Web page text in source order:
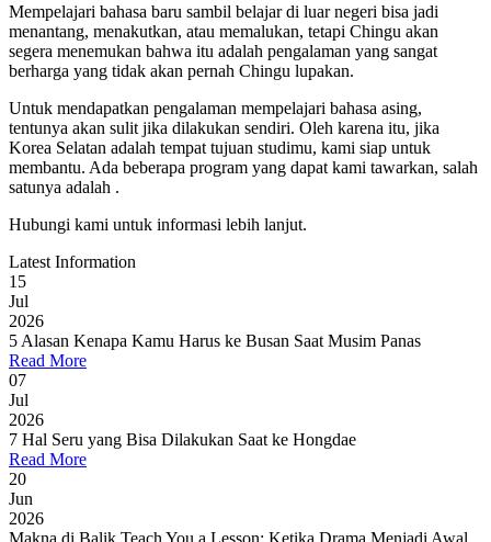
Mempelajari bahasa baru sambil belajar di luar negeri bisa jadi
menantang, menakutkan, atau memalukan, tetapi Chingu akan
segera menemukan bahwa itu adalah pengalaman yang sangat
berharga yang tidak akan pernah Chingu lupakan.
Untuk mendapatkan pengalaman mempelajari bahasa asing,
tentunya akan sulit jika dilakukan sendiri. Oleh karena itu, jika
Korea Selatan adalah tempat tujuan studimu, kami siap untuk
membantu. Ada beberapa program yang dapat kami tawarkan, salah
satunya adalah .
Hubungi kami untuk informasi lebih lanjut.
Latest Information
15
Jul
2026
5 Alasan Kenapa Kamu Harus ke Busan Saat Musim Panas
Read More
07
Jul
2026
7 Hal Seru yang Bisa Dilakukan Saat ke Hongdae
Read More
20
Jun
2026
Makna di Balik Teach You a Lesson: Ketika Drama Menjadi Awal